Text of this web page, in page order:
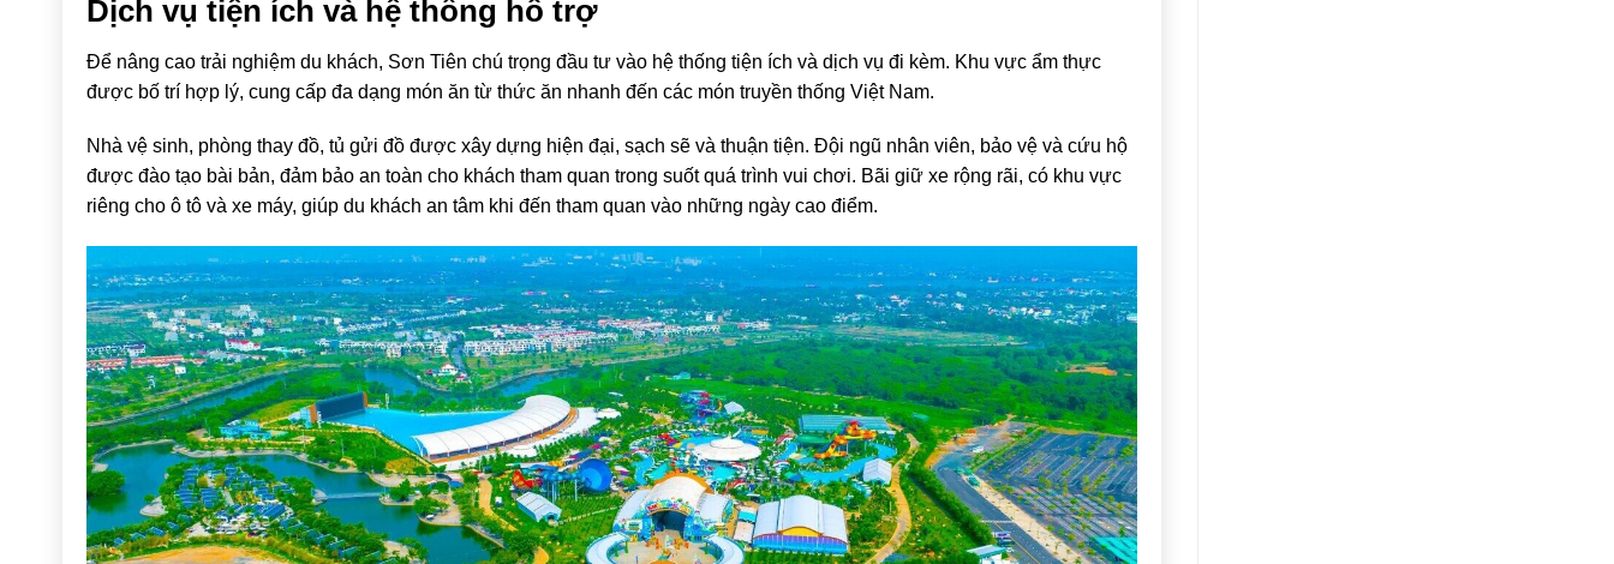
Dịch vụ tiện ích và hệ thống hỗ trợ
Để nâng cao trải nghiệm du khách, Sơn Tiên chú trọng đầu tư vào hệ thống tiện ích và dịch vụ đi kèm. Khu vực ẩm thực
được bố trí hợp lý, cung cấp đa dạng món ăn từ thức ăn nhanh đến các món truyền thống Việt Nam.
Nhà vệ sinh, phòng thay đồ, tủ gửi đồ được xây dựng hiện đại, sạch sẽ và thuận tiện. Đội ngũ nhân viên, bảo vệ và cứu hộ
được đào tạo bài bản, đảm bảo an toàn cho khách tham quan trong suốt quá trình vui chơi. Bãi giữ xe rộng rãi, có khu vực
riêng cho ô tô và xe máy, giúp du khách an tâm khi đến tham quan vào những ngày cao điểm.